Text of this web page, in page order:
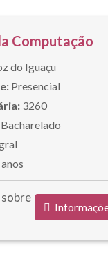
Computação
do Iguaçu
Presencial
3260
Bacharelado